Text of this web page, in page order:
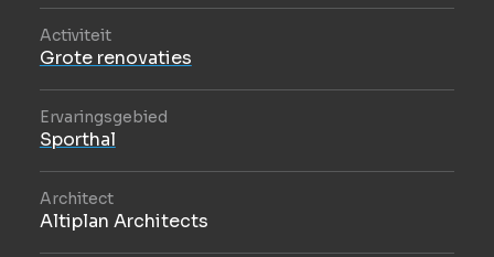
Activiteit
Grote renovaties
Ervaringsgebied
Sporthal
Architect
Altiplan Architects